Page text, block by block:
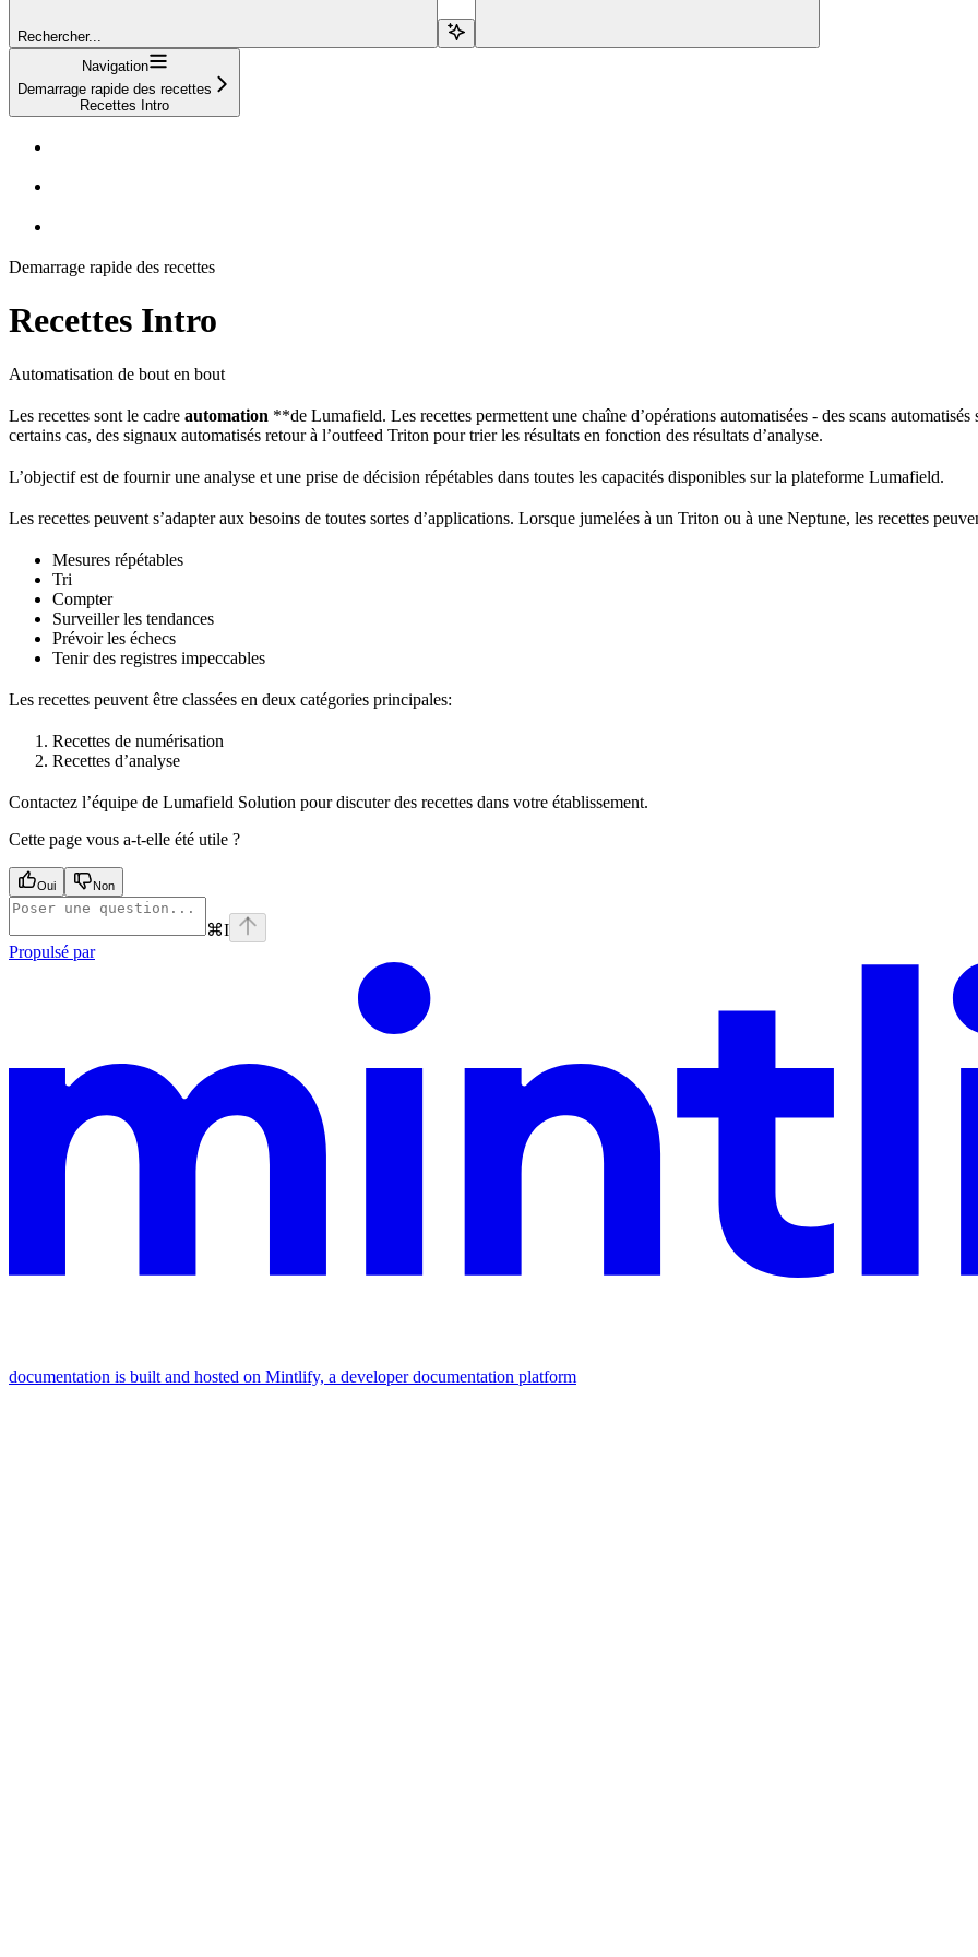
Rechercher...
Navigation
Demarrage rapide des recettes
Recettes Intro
Demarrage rapide des recettes
Recettes Intro
Automatisation de bout en bout
Les recettes sont le cadre automation **de Lumafield. Les recettes permettent une chaîne d’opérations automatisées - des scans
certains cas, des signaux automatisés retour à l’outfeed Triton pour trier les résultats en fonction des résultats d’analyse.
L’objectif est de fournir une analyse et une prise de décision répétables dans toutes les capacités disponibles sur la plateforme Lumafield.
Les recettes peuvent s’adapter aux besoins de toutes sortes d’applications. Lorsque jumelées à un Triton ou à une Neptune, les recettes
Mesures répétables
Tri
Compter
Surveiller les tendances
Prévoir les échecs
Tenir des registres impeccables
Les recettes peuvent être classées en deux catégories principales:
Recettes de numérisation
Recettes d’analyse
Contactez l’équipe de Lumafield Solution pour discuter des recettes dans votre établissement.
Cette page vous a-t-elle été utile ?
Oui Non
⌘I
Propulsé par
documentation is built and hosted on Mintlify, a developer documentation platform